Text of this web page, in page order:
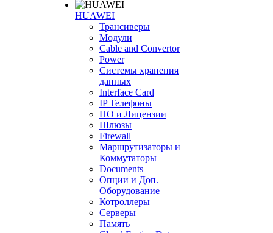
HUAWEI
Трансиверы
Модули
Cable and Convertor
Power
Системы хранения
данных
Interface Card
IP Телефоны
ПО и Лицензии
Шлюзы
Firewall
Маршрутизаторы и
Коммутаторы
Documents
Опции и Доп.
Оборудование
Котроллеры
Серверы
Память